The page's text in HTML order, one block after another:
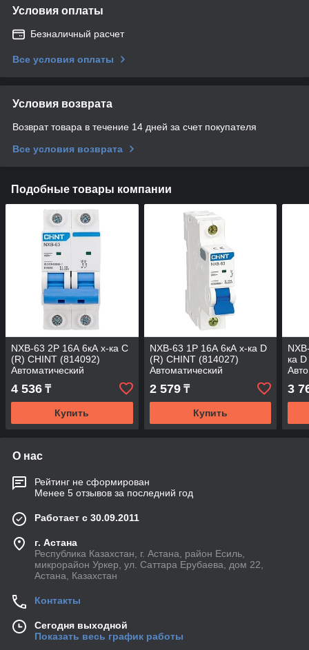
Условия оплаты
Безналичный расчет
Все условия оплаты
Условия возврата
Возврат товара в течение 14 дней за счет покупателя
Все условия возврата
Подобные товары компании
NXB-63 2P 16А 6кА х-ка C
(R) CHINT (814092)
Автоматический
выключатель
4 536 ₸
Купить
NXB-63 1P 16А 6кА х-ка D
(R) CHINT (814027)
Автоматический
выключатель
2 579₸
Купить
ка
3
О нас
Рейтинг не сформирован
Менее 5 отзывов за последний год
Работает с 30.09.2011
г. Астана
Республика Казахстан, г. Астана, район Есиль,
микрорайон Уркер, ул. Саттара Ерубаева, дом 22,
Астана, Казахстан
Контакты
Сегодня выходной
Показать весь график работы